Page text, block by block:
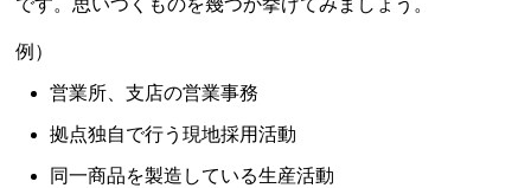
例）
営業所、支店の営業事務
拠点独自で行う現地採用活動
同一商品を製造している生産活動